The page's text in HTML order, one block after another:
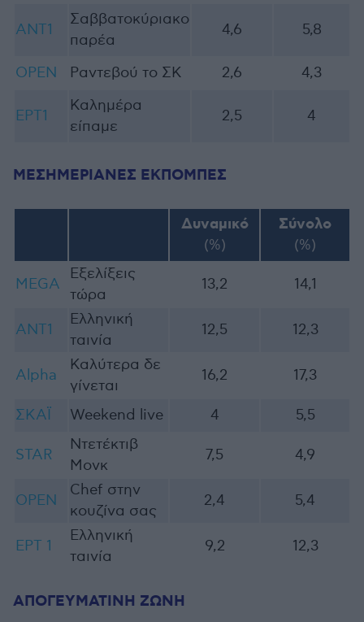
ANT1
Σαββατοκύριακο
παρέα
4,6 5,8
OPEN Ραντεβού το ΣΚ 2,6 4,3
ΕΡΤ1
Καλημέρα
είπαμε
2,5 4
ΜΕΣΗΜΕΡΙΑΝΕΣ ΕΚΠΟΜΠΕΣ
Δυναμικό
(%)
Σύνολο
(%)
MEGA
Εξελίξεις
τώρα
13,2 14,1
ΑΝΤ1
Ελληνική
ταινία
12,5 12,3
Alpha
Καλύτερα δε
γίνεται
16,2 17,3
ΣΚΑΪ Weekend live 4 5,5
STAR
Ντετέκτιβ
Μονκ
7,5 4,9
ΟPEN
Chef στην
κουζίνα σας
2,4 5,4
ΕΡΤ 1
Ελληνική
ταινία
9,2 12,3
ΑΠΟΓΕΥΜΑΤΙΝΗ ΖΩΝΗ